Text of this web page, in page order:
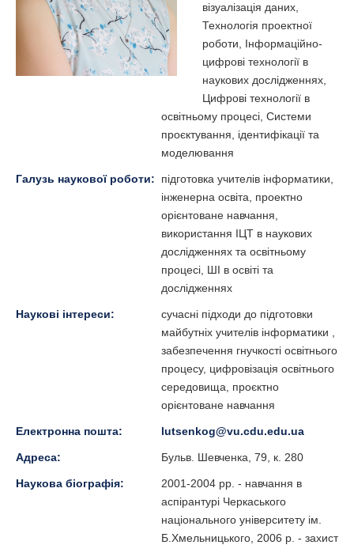
візуалізація даних,
Технологія проектної
роботи, Інформаційно-
цифрові технології в
наукових дослідженнях,
Цифрові технології в
освітньому процесі, Системи
проєктування, ідентифікації та
моделювання
Галузь наукової роботи:
підготовка учителів інформатики,
інженерна освіта, проектно
орієнтоване навчання,
використання ІЦТ в наукових
дослідженнях та освітньому
процесі, ШІ в освіті та
дослідженнях
Наукові інтереси:
сучасні підходи до підготовки
майбутніх учителів інформатики ,
забезпечення гнучкості освітнього
процесу, цифровізація освітнього
середовища, проєктно
орієнтоване навчання
Електронна пошта: lutsenkog@vu.cdu.edu.ua
Адреса: Бульв. Шевченка, 79, к. 280
Наукова біографія:
2001-2004 рр. - навчання в
аспірантурі Черкаського
національного університету ім.
Б.Хмельницького, 2006 р. - захист